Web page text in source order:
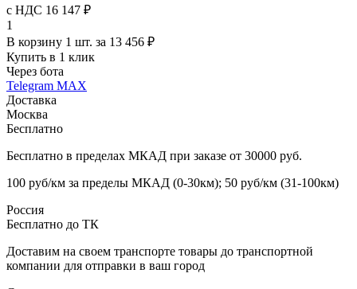
с НДС 16 147 ₽
1
В корзину 1 шт. за 13 456 ₽
Купить в 1 клик
Через бота
Telegram MAX
Доставка
Москва
Бесплатно
Бесплатно в пределах МКАД при заказе от 30000 руб.
100 руб/км за пределы МКАД (0-30км); 50 руб/км (31-100км)
Россия
Бесплатно до ТК
Доставим на своем транспорте товары до транспортной
компании для отправки в ваш город